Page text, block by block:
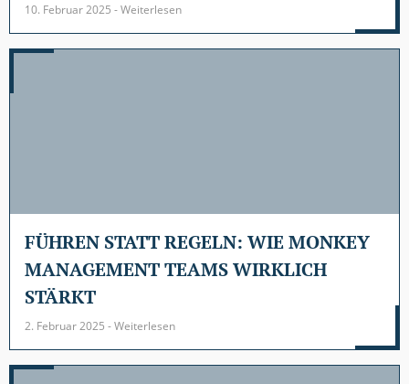
10. Februar 2025 - Weiterlesen
FÜHREN STATT REGELN: WIE MONKEY
MANAGEMENT TEAMS WIRKLICH
STÄRKT
2. Februar 2025 - Weiterlesen